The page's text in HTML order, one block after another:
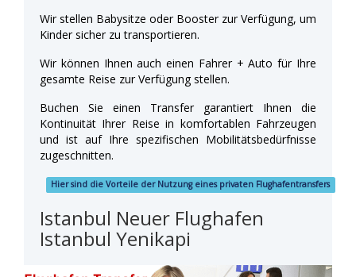
Wir stellen Babysitze oder Booster zur Verfügung, um
Kinder sicher zu transportieren.
Wir können Ihnen auch einen Fahrer + Auto für Ihre
gesamte Reise zur Verfügung stellen.
Buchen Sie einen Transfer garantiert Ihnen die
Kontinuität Ihrer Reise in komfortablen Fahrzeugen
und ist auf Ihre spezifischen Mobilitätsbedürfnisse
zugeschnitten.
Hier sind die Vorteile der Nutzung eines privaten Flughafentransfers
Istanbul Neuer Flughafen
Istanbul Yenikapi